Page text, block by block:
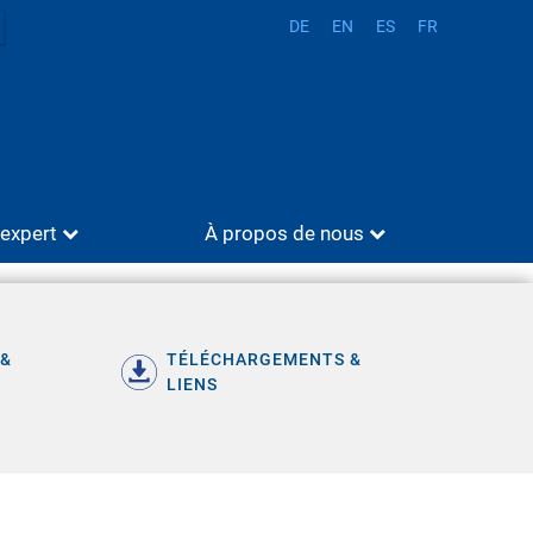
DE EN ES FR
À propos de nous
TÉLÉCHARGEMENTS &
LIENS